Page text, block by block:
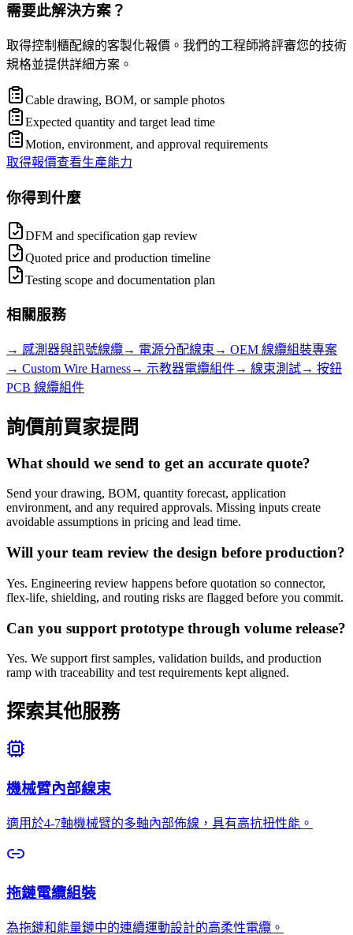
需要此解決方案？
取得控制櫃配線的客製化報價。我們的工程師將評審您的技術
規格並提供詳細方案。
Cable drawing, BOM, or sample photos
Expected quantity and target lead time
Motion, environment, and approval requirements
取得報價查看生產能力
你得到什麼
DFM and specification gap review
Quoted price and production timeline
Testing scope and documentation plan
相關服務
→ 感測器與訊號線纜→ 電源分配線束 → OEM 線纜組裝專案
→ Custom Wire Harness→ 示教器電纜組件→ 線束測試→ 按鈕
PCB 線纜組件
詢價前買家提問
What should we send to get an accurate quote?
Send your drawing, BOM, quantity forecast, application
environment, and any required approvals. Missing inputs create
avoidable assumptions in pricing and lead time.
Will your team review the design before production?
Yes. Engineering review happens before quotation so connector,
flex-life, shielding, and routing risks are flagged before you commit.
Can you support prototype through volume release?
Yes. We support first samples, validation builds, and production
ramp with traceability and test requirements kept aligned.
探索其他服務
機械臂內部線束
適用於4-7軸機械臂的多軸內部佈線，具有高抗扭性能。
拖鏈電纜組裝
為拖鏈和能量鏈中的連續運動設計的高柔性電纜。